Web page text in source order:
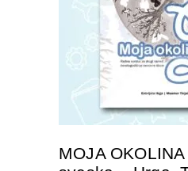
DODAJTE
MOJA